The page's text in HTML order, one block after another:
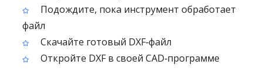
Подождите, пока инструмент обработает
файл
Скачайте готовый DXF‑файл
Откройте DXF в своей CAD‑программе